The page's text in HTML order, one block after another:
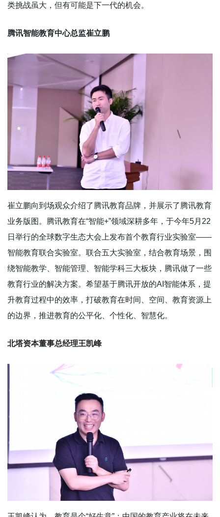
类挑战虽大，但有可能是下一代的机会。
腾讯智能教育中心总监崔立鹏
崔立鹏向到场观众介绍了腾讯教育品牌，并展示了腾讯教育
业务版图。腾讯教育在“智能+”领域深耕多年，于今年5月22
日举行的全球数字生态大会上发布首个教育行业实验室——
智能教育联合实验室。联合五大实验室，结合教育场景，围
绕智能教学、智能管理、智能学科三大板块，腾讯做了一些
教育行业的解决方案。希望基于腾讯开放的AI智能体系，提
升教育过程中的效率，打破教育在时间、空间、教育资源上
的边界，推进教育的公平化、个性化、智慧化。
北塔资本董事总经理王凯峰